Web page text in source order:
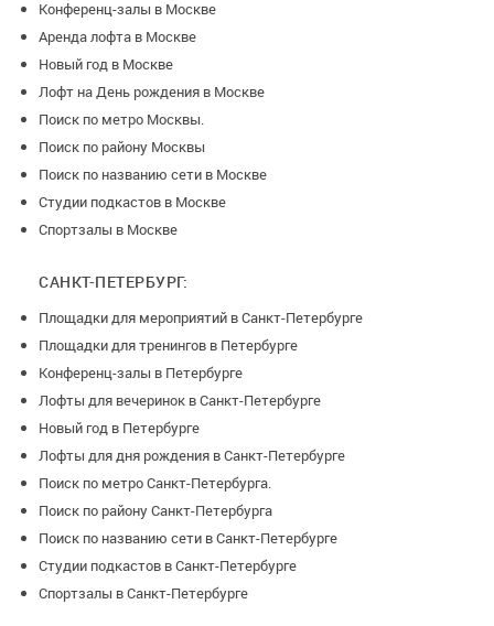
Конференц-залы в Москве
Аренда лофта в Москве
Новый год в Москве
Лофт на День рождения в Москве
Поиск по метро Москвы.
Поиск по району Москвы
Поиск по названию сети в Москве
Студии подкастов в Москве
Спортзалы в Москве
САНКТ-ПЕТЕРБУРГ:
Площадки для мероприятий в Санкт-Петербурге
Площадки для тренингов в Петербурге
Конференц-залы в Петербурге
Лофты для вечеринок в Санкт-Петербурге
Новый год в Петербурге
Лофты для дня рождения в Санкт-Петербурге
Поиск по метро Санкт-Петербурга.
Поиск по району Санкт-Петербурга
Поиск по названию сети в Санкт-Петербурге
Студии подкастов в Санкт-Петербурге
Спортзалы в Санкт-Петербурге